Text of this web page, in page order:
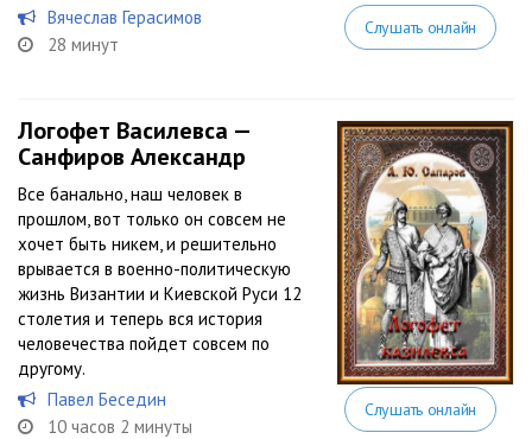
Вячеслав Герасимов
28 минут
Слушать онлайн
Логофет Василевса —
Санфиров Александр
Все банально, наш человек в
прошлом, вот только он совсем не
хочет быть никем, и решительно
врывается в военно-политическую
жизнь Византии и Киевской Руси 12
столетия и теперь вся история
человечества пойдет совсем по
другому.
Павел Беседин
10 часов 2 минуты
Слушать онлайн